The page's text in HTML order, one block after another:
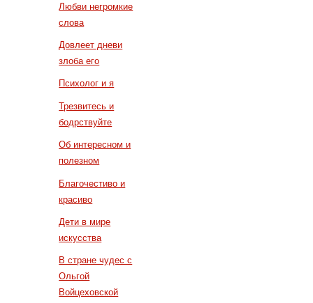
Любви негромкие
слова
Довлеет дневи
злоба его
Психолог и я
Трезвитесь и
бодрствуйте
Об интересном и
полезном
Благочестиво и
красиво
Дети в мире
искусства
В стране чудес с
Ольгой
Войцеховской